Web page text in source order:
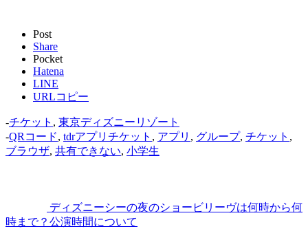
Post
Share
Pocket
Hatena
LINE
URLコピー
-チケット , 東京ディズニーリゾート
-QRコード, tdrアプリチケット , アプリ , グループ, チケット ,
ブラウザ, 共有できない, 小学生
ディズニーシーの夜のショービリーヴは何時から何
時まで？公演時間について